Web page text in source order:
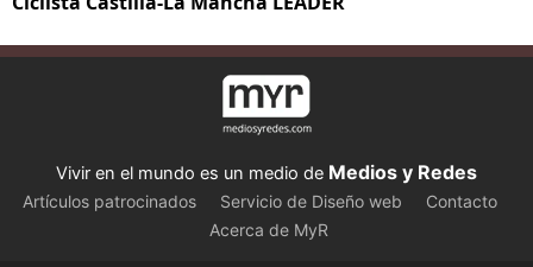
Vivir en el mundo es un medio de Medios y Redes
Artículos patrocinados Servicio de Diseño web
Contacto
Acerca de MyR